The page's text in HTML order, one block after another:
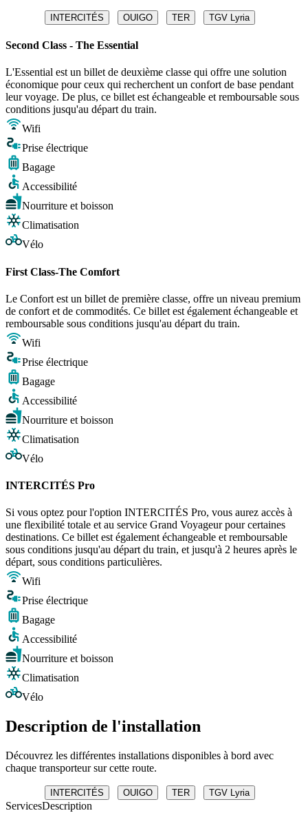
INTERCITÉS OUIGO TER TGV Lyria
Second Class - The Essential
L'Essential est un billet de deuxième classe qui offre une solution
économique pour ceux qui recherchent un confort de base pendant
leur voyage. De plus, ce billet est échangeable et remboursable sous
conditions jusqu'au départ du train.
Wifi
Prise électrique
Bagage
Accessibilité
Nourriture et boisson
Climatisation
Vélo
First Class-The Comfort
Le Confort est un billet de première classe, offre un niveau premium
de confort et de commodités. Ce billet est également échangeable et
remboursable sous conditions jusqu'au départ du train.
Wifi
Prise électrique
Bagage
Accessibilité
Nourriture et boisson
Climatisation
Vélo
INTERCITÉS Pro
Si vous optez pour l'option INTERCITÉS Pro, vous aurez accès à
une flexibilité totale et au service Grand Voyageur pour certaines
destinations. Ce billet est également échangeable et remboursable
sous conditions jusqu'au départ du train, et jusqu'à 2 heures après le
départ, sous conditions particulières.
Wifi
Prise électrique
Bagage
Accessibilité
Nourriture et boisson
Climatisation
Vélo
Description de l'installation
Découvrez les différentes installations disponibles à bord avec
chaque transporteur sur cette route.
INTERCITÉS OUIGO TER TGV Lyria
ServicesDescription